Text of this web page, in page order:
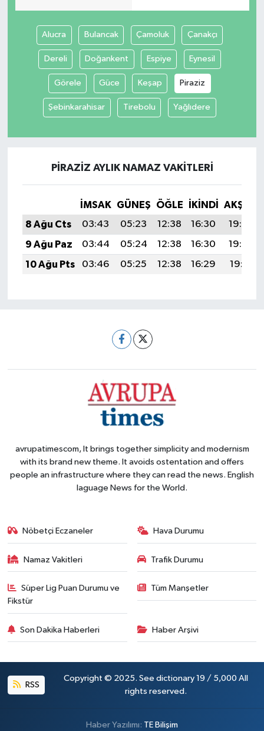
Alucra Bulancak Çamoluk Çanakçı
Dereli Doğankent Espiye Eynesil
Görele Güce Keşap Piraziz
Şebinkarahisar Tirebolu Yağlıdere
PIRAZIZ AYLIK NAMAZ VAKITLERI
İMSAK GÜNEŞ ÖĞLE İKINDI
AKŞAM
8 Ağu Cts
03:43 05:23 12:38 16:30
19:43
9 Ağu Paz
03:44 05:24 12:38 16:30
19:42
10 Ağu Pts
03:46 05:25 12:38 16:29 19:41
avrupatimescom, It brings together simplicity and modernism
with its brand new theme. It avoids ostentation and offers
people an infrastructure where they can read the news. English
laguage News for the World.
Nöbetçi Eczaneler Hava Durumu
Namaz Vakitleri Trafik Durumu
Süper Lig Puan Durumu ve
Fikstür
Tüm Manşetler
Son Dakika Haberleri Haber Arşivi
RSS
Copyright © 2025. See dictionary 19 / 5,000 All
rights reserved.
Haber Yazılımı: TE Bilişim